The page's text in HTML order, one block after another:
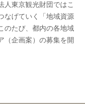
人東京観光財団ではこ
なげていく「地域資源
のたび、都内の各地域
（企画案）の募集を開